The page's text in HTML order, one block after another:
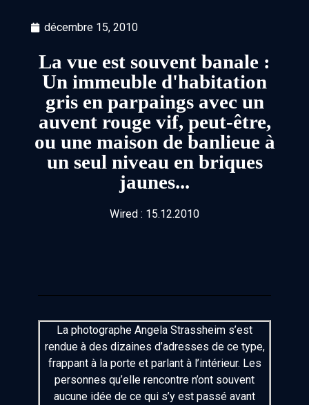
décembre 15, 2010
La vue est souvent banale :
Un immeuble d'habitation
gris en parpaings avec un
auvent rouge vif, peut-être,
ou une maison de banlieue à
un seul niveau en briques
jaunes...
Wired : 15.12.2010
La photographe Angela Strassheim s’est
rendue à des dizaines d’adresses de ce type,
frappant à la porte et parlant à l’intérieur. Les
personnes qu’elle rencontre n’ont souvent
aucune idée de ce qui s’y est passé avant